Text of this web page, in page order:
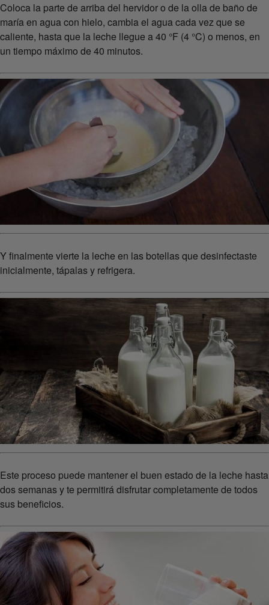
Coloca la parte de arriba del hervidor o de la olla de baño de
maría en agua con hielo, cambia el agua cada vez que se
caliente, hasta que la leche llegue a 40 °F (4 °C) o menos, en
un tiempo máximo de 40 minutos.
Y finalmente vierte la leche en las botellas que desinfectaste
inicialmente, tápalas y refrigera.
Este proceso puede mantener el buen estado de la leche hasta
dos semanas y te permitirá disfrutar completamente de todos
sus beneficios.